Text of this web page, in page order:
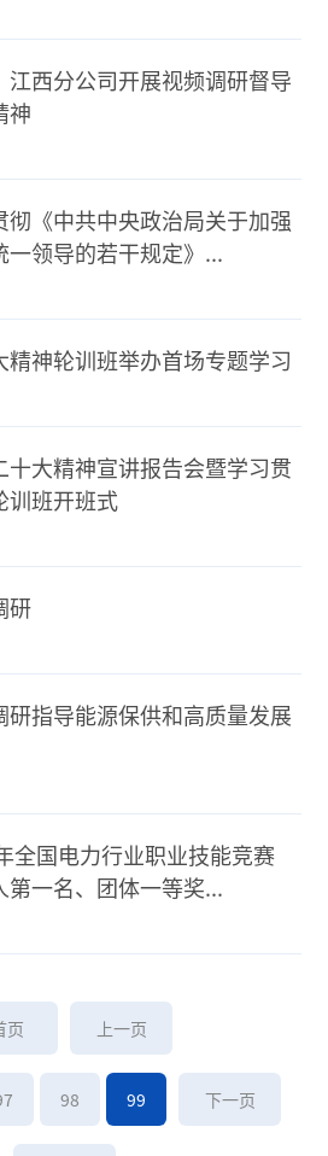
西分公司开展视频调研督导
神
《中共中央政治局关于加强
领导的若干规定》...
神轮训班举办首场专题学习
大精神宣讲报告会暨学习贯
训班开班式
研
指导能源保供和高质量发展
全国电力行业职业技能竞赛
第一名、团体一等奖...
页 上一页
98 99 下一页